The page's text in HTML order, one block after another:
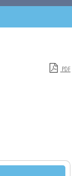
PDF